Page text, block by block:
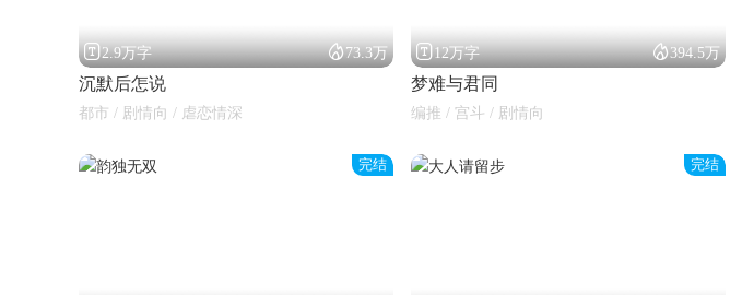
2.9万字 73.3万
沉默后怎说
都市 / 剧情向 / 虐恋情深
12万字 394.5万
梦难与君同
编推 / 宫斗 / 剧情向
完结 完结